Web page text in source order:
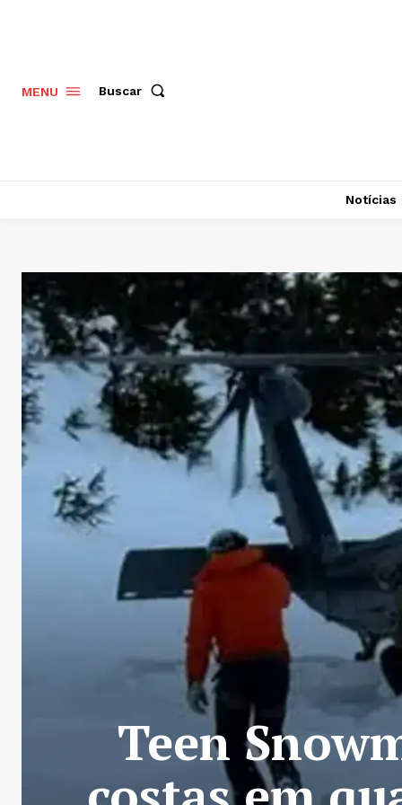
MENU Buscar
Notícias
Teen